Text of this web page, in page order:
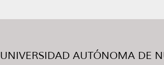
UNIVERSIDAD AUTÓNOMA DE